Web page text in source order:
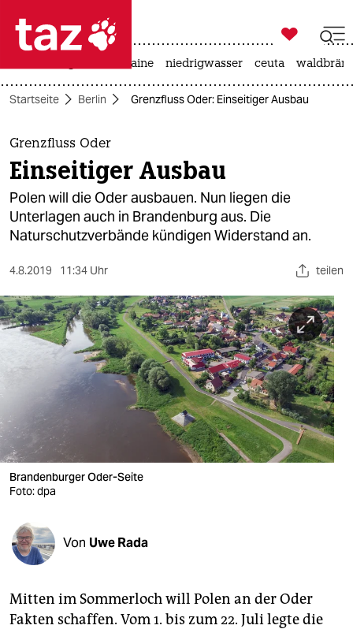
 taz zahl ich
taz zahl ich
themen
politik
öko
sport
berlin
wahrheit
verlag
verlag
veranstaltungen
shop
unterstützen

taz zahl ich
krieg in der ukraine niedrigwasser ceuta
Startseite Berlin Grenzfluss Oder: Einseitiger Ausbau
Grenzfluss Oder
Einseitiger Ausbau
Polen will die Oder ausbauen. Nun liegen die
Unterlagen auch in Brandenburg aus. Die
Naturschutzverbände kündigen Widerstand an.
4.8.2019 11:34 Uhr teilen
Brandenburger Oder-Seite
Foto: dpa
Von Uwe Rada
Mitten im Sommerloch will Polen an der Oder
Fakten schaffen. Vom 1. bis zum 22. Juli legte die